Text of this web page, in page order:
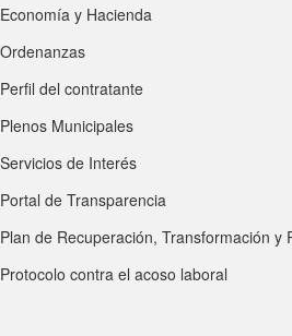
Economía y Hacienda
Ordenanzas
Perfil del contratante
Plenos Municipales
Servicios de Interés
Portal de Transparencia
Plan de Recuperación, Transformación y
Protocolo contra el acoso laboral